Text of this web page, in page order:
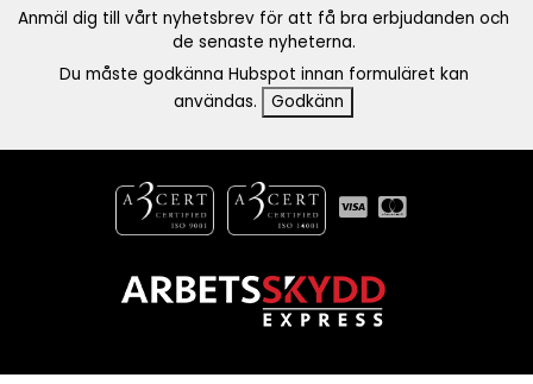
Anmäl dig till vårt nyhetsbrev för att få bra erbjudanden och
de senaste nyheterna.
Du måste godkänna Hubspot innan formuläret kan
användas.
Godkänn